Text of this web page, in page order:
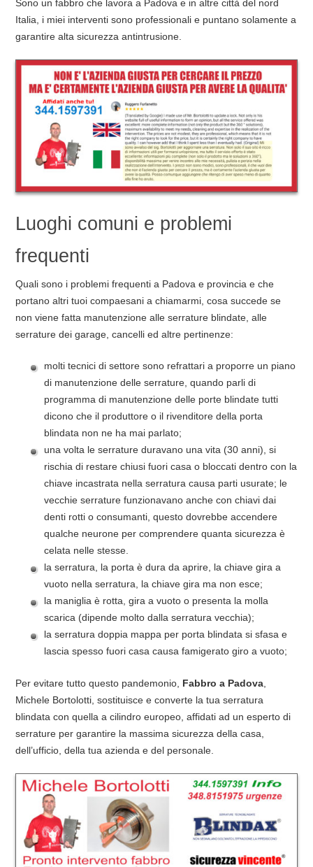
Sono un fabbro che lavora a Padova e in altre città del nord
Italia, i miei interventi sono professionali e puntano solamente a
garantire alta sicurezza antintrusione.
Luoghi comuni e problemi
frequenti
Quali sono i problemi frequenti a Padova e provincia e che
portano altri tuoi compaesani a chiamarmi, cosa succede se
non viene fatta manutenzione alle serrature blindate, alle
serrature dei garage, cancelli ed altre pertinenze:
molti tecnici di settore sono refrattari a proporre un piano
di manutenzione delle serrature, quando parli di
programma di manutenzione delle porte blindate tutti
dicono che il produttore o il rivenditore della porta
blindata non ne ha mai parlato;
una volta le serrature duravano una vita (30 anni), si
rischia di restare chiusi fuori casa o bloccati dentro con la
chiave incastrata nella serratura causa parti usurate; le
vecchie serrature funzionavano anche con chiavi dai
denti rotti o consumanti, questo dovrebbe accendere
qualche neurone per comprendere quanta sicurezza è
celata nelle stesse.
la serratura, la porta è dura da aprire, la chiave gira a
vuoto nella serratura, la chiave gira ma non esce;
la maniglia è rotta, gira a vuoto o presenta la molla
scarica (dipende molto dalla serratura vecchia);
la serratura doppia mappa per porta blindata si sfasa e
lascia spesso fuori casa causa famigerato giro a vuoto;
Per evitare tutto questo pandemonio, Fabbro a Padova,
Michele Bortolotti, sostituisce e converte la tua serratura
blindata con quella a cilindro europeo, affidati ad un esperto di
serrature per garantire la massima sicurezza della casa,
dell’ufficio, della tua azienda e del personale.